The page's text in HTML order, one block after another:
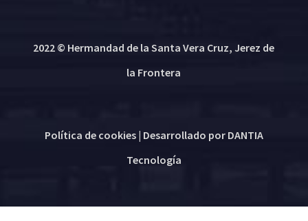
2022 © Hermandad de la Santa Vera Cruz, Jerez de
la Frontera
Política de cookies| Desarrollado por DANTIA
Tecnología